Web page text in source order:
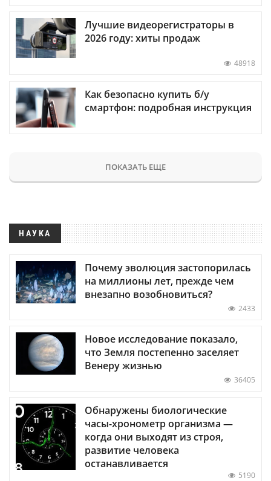
Лучшие видеорегистраторы в
2026 году: хиты продаж
48918
Как безопасно купить б/у
смартфон: подробная инструкция
ПОКАЗАТЬ ЕЩЕ
НАУКА
Почему эволюция застопорилась
на миллионы лет, прежде чем
внезапно возобновиться?
2433
Новое исследование показало,
что Земля постепенно заселяет
Венеру жизнью
36405
Обнаружены биологические
часы-хронометр организма —
когда они выходят из строя,
развитие человека
останавливается
5190